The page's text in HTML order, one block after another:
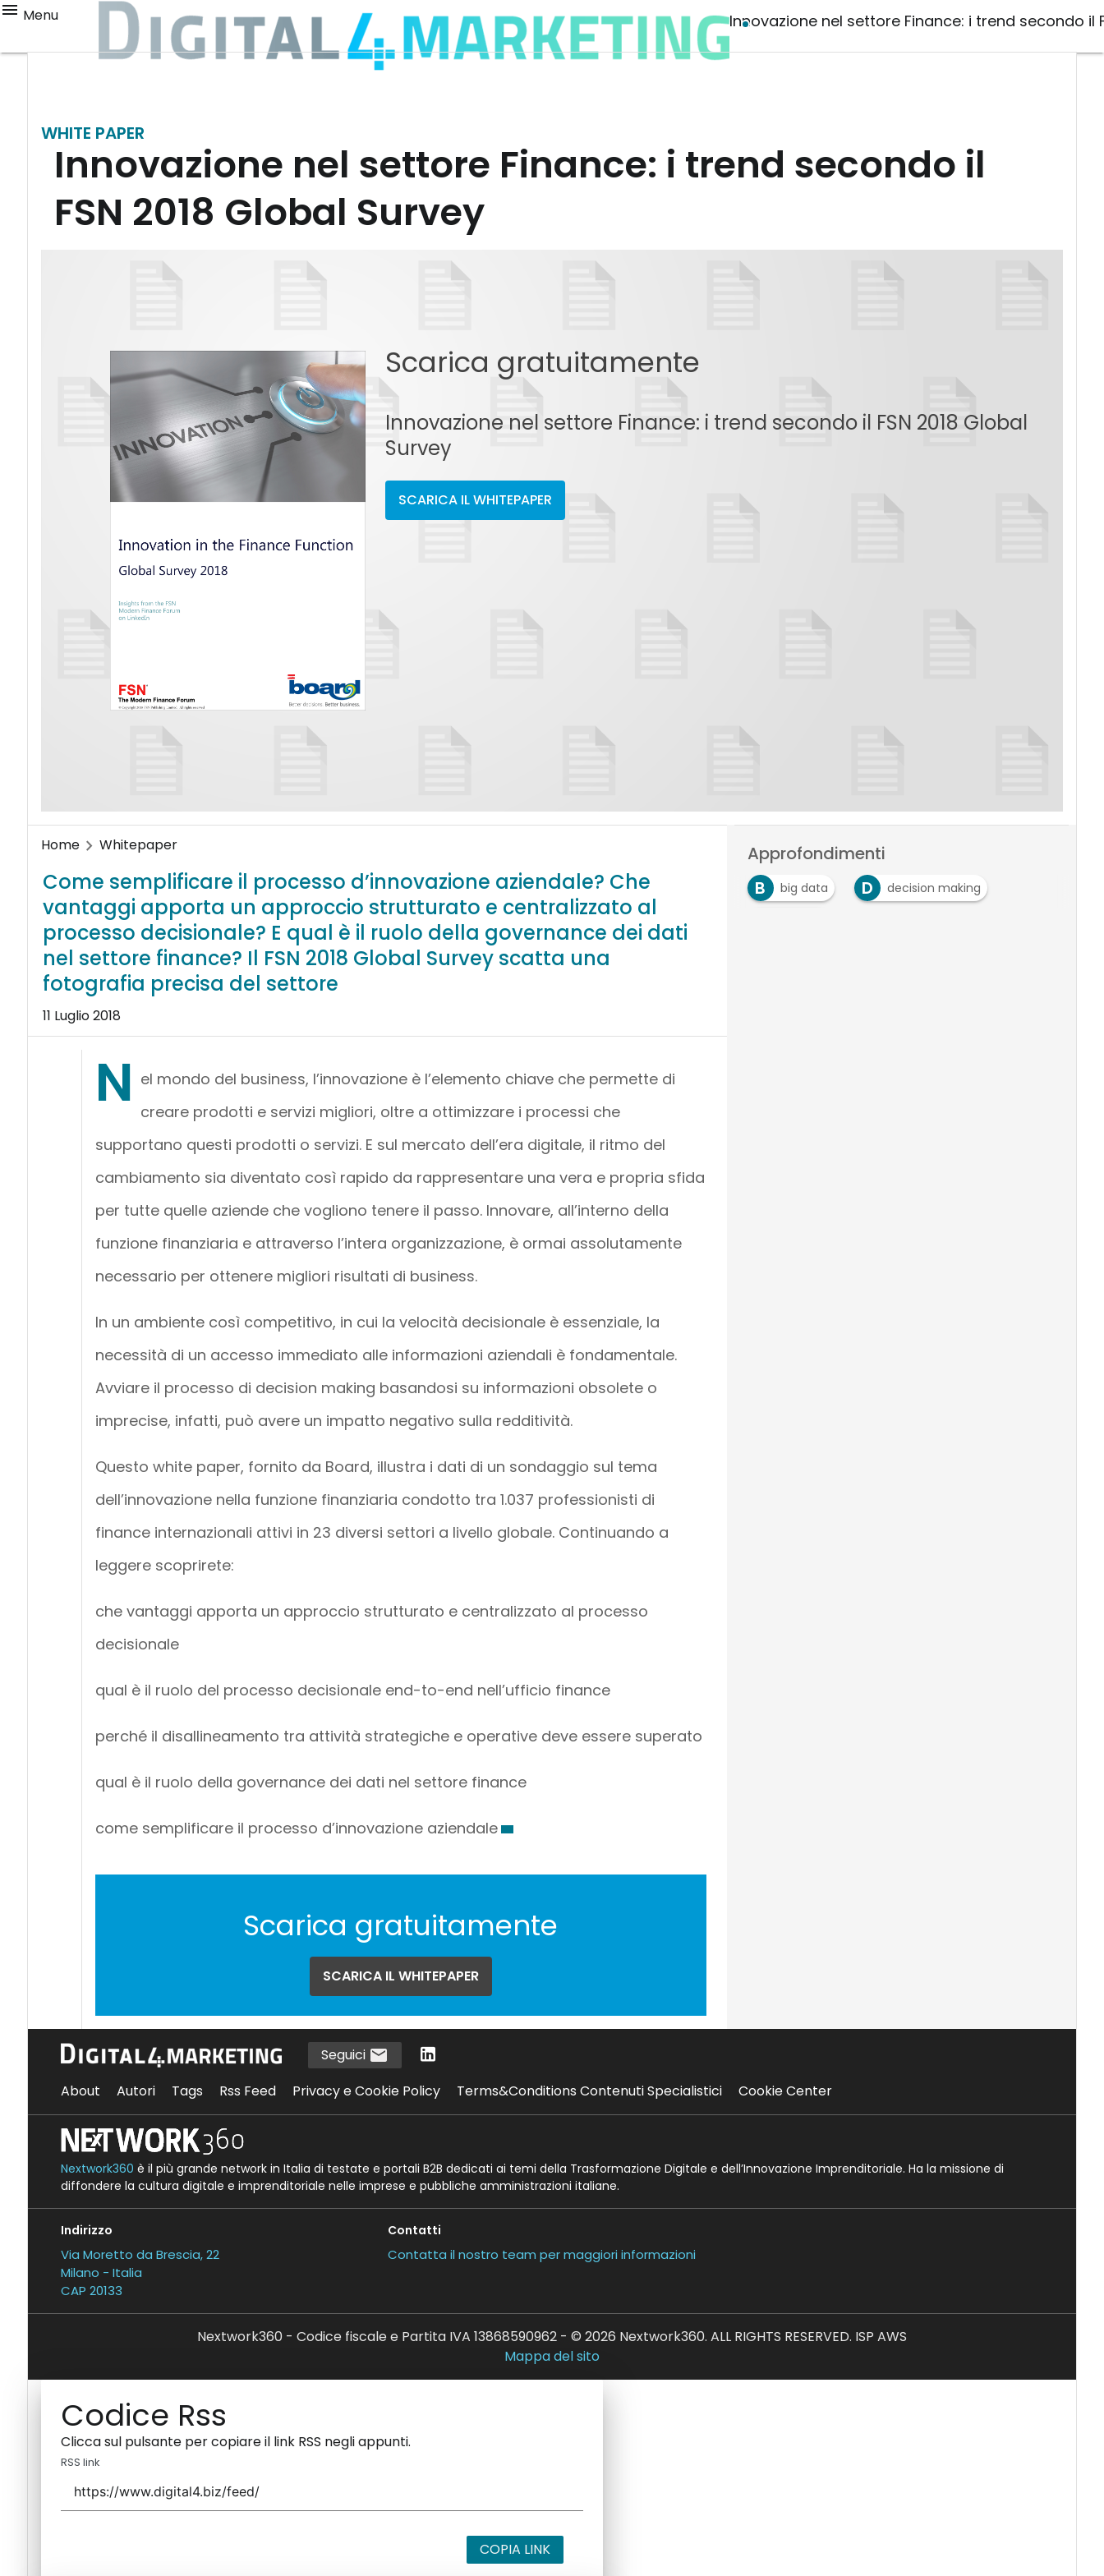
Menu Innovazione nel settore Finance: i trend secondo il
WHITE PAPER
Innovazione nel settore Finance: i trend secondo il
FSN 2018 Global Survey
Scarica gratuitamente
Innovazione nel settore Finance: i trend secondo il FSN 2018 Global
Survey
SCARICA IL WHITEPAPER
Home Whitepaper
Come semplificare il processo d’innovazione aziendale? Che
vantaggi apporta un approccio strutturato e centralizzato al
processo decisionale? E qual è il ruolo della governance dei dati
nel settore finance? Il FSN 2018 Global Survey scatta una
fotografia precisa del settore
11 Luglio 2018
N el mondo del business, l’innovazione è l’elemento chiave che permette di
creare prodotti e servizi migliori, oltre a ottimizzare i processi che
supportano questi prodotti o servizi. E sul mercato dell’era digitale, il ritmo del
cambiamento sia diventato così rapido da rappresentare una vera e propria sfida
per tutte quelle aziende che vogliono tenere il passo. Innovare, all’interno della
funzione finanziaria e attraverso l’intera organizzazione, è ormai assolutamente
necessario per ottenere migliori risultati di business.
In un ambiente così competitivo, in cui la velocità decisionale è essenziale, la
necessità di un accesso immediato alle informazioni aziendali è fondamentale.
Avviare il processo di decision making basandosi su informazioni obsolete o
imprecise, infatti, può avere un impatto negativo sulla redditività.
Questo white paper, fornito da Board, illustra i dati di un sondaggio sul tema
dell’innovazione nella funzione finanziaria condotto tra 1.037 professionisti di
finance internazionali attivi in 23 diversi settori a livello globale. Continuando a
leggere scoprirete:
che vantaggi apporta un approccio strutturato e centralizzato al processo
decisionale
qual è il ruolo del processo decisionale end-to-end nell’ufficio finance
perché il disallineamento tra attività strategiche e operative deve essere superato
qual è il ruolo della governance dei dati nel settore finance
come semplificare il processo d’innovazione aziendale
Scarica gratuitamente
SCARICA IL WHITEPAPER
Approfondimenti
B
big data D decision making
Seguici
About
Autori Tags Rss Feed Privacy e Cookie Policy Terms&Conditions Contenuti Specialistici Cookie Center
Nextwork360 è il più grande network in Italia di testate e portali B2B dedicati ai temi della Trasformazione Digitale e dell’Innovazione Imprenditoriale. Ha la missione di
diffondere la cultura digitale e imprenditoriale nelle imprese e pubbliche amministrazioni italiane.
Indirizzo
Via Moretto da Brescia, 22
Milano - Italia
CAP 20133
Contatti
Contatta il nostro team per maggiori informazioni
Nextwork360 - Codice fiscale e Partita IVA 13868590962 - © 2026 Nextwork360. ALL RIGHTS RESERVED. ISP AWS
Mappa del sito
Codice Rss
Clicca sul pulsante per copiare il link RSS negli appunti.
RSS link
COPIA LINK